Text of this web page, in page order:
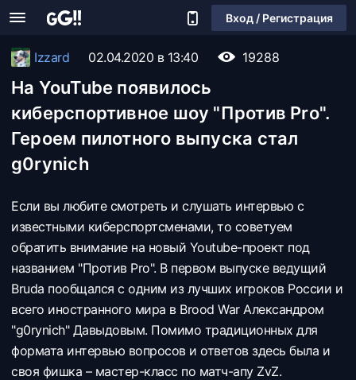
Вход / Регистрация
Izzard 02.04.2020 в 13:40 19288
На YouTube появилось
киберспортивное шоу "Против Pro".
Героем пилотного выпуска стал
g0rynich
Если вы любите смотреть и слушать интервью с
известными киберспортсменами, то советуем
обратить внимание на новый Youtube-проект под
названием "Против Pro". В первом выпуске ведущий
Bruda пообщался с одним из лучших игроков России и
всего иностранного мира в Brood War Александром
"g0rynich" Давыдовым. Помимо традиционных для
формата интервью вопросов и ответов здесь была и
своя фишка – мастер-класс по матч-апу ZvZ.